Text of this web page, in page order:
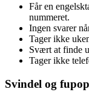
Får en
nummeret.
Ingen svarer
Tager ikke
Svært at finde
Tager ikke
Svindel og